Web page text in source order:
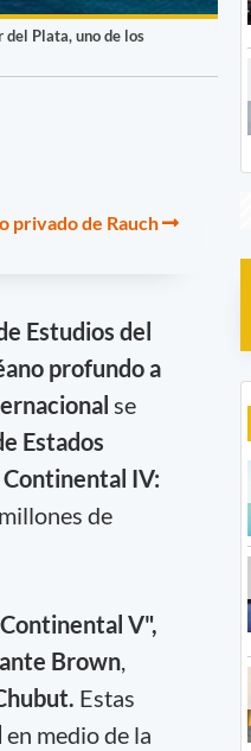
del Plata, uno de los
privado de Rauch
Estudios del
profundo a
se
Estados
Continental IV:
de
V",
Brown,
Estas
en medio de la